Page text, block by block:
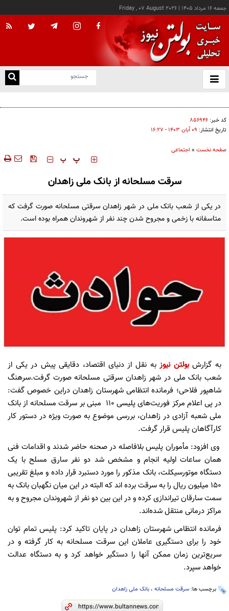
جمعه ۱۶ مرداد ۱۴۰۵ |
Friday , 07 August 2026
باز
و
کد خبر: ۸۵۶۹۴۶
تاریخ انتشار: ۰۹ آبان ۱۴۰۳ - ۱۶:۲۷
صفحه نخست » اجتماعی
‍‍‍ پ پ
سرقت مسلحانه از بانک ملی زاهدان
در یکی از شعب بانک ملی در شهر زاهدان سرقتی مسلحانه صورت گرفت که
متاسفانه با زخمی و مجروح شدن چند نفر از شهروندان همراه بوده است.
به گزارشبولتن نیوزبه نقل از دنیای اقتصاد، دقایقی پیش در یکی از
شعب بانک ملی در شهر زاهدان سرقتی مسلحانه صورت گرفت.سرهنگ
شاهپور فلاحی؛ فرمانده انتظامی شهرستان زاهدان دراین خصوص گفت:
در پی اعلام مرکز فوریت‌های پلیسی ۱۱۰ مبنی بر سرقت مسلحانه از بانک
ملی شعبه آزادی در زاهدان، بررسی موضوع به صورت ویژه در دستور کار
کارآگاهان پلیس قرار گرفت.
وی افزود: مأموران پلیس بلافاصله در صحنه حاضر شدند و اقدامات فنی
همان ساعات اولیه انجام و مشخص شد دو نفر سارق مسلح با یک
دستگاه موتورسیکلت، بانک مذکور را مورد دستبرد قرار داده و مبلغ تقریبی
۱۵۰ میلیون ریال را به سرقت برده اند که البته در این میان نگهبان بانک به
سمت سارقان تیراندازی کرده و در این بین دو نفر از شهروندان مجروح و به
مراکز درمانی منتقل شده‌اند.
فرمانده انتظامی شهرستان زاهدان در پایان تاکید کرد: پلیس تمام توان
خود را برای دستگیری عاملان این سرقت مسلحانه به کار گرفته و در
سریع‌ترین زمان ممکن آنها را دستگیر خواهد کرد و به دستگاه عدالت
خواهد سپرد.
برچسب ها: سرقت مسلحانه ، بانک ملی زاهدان